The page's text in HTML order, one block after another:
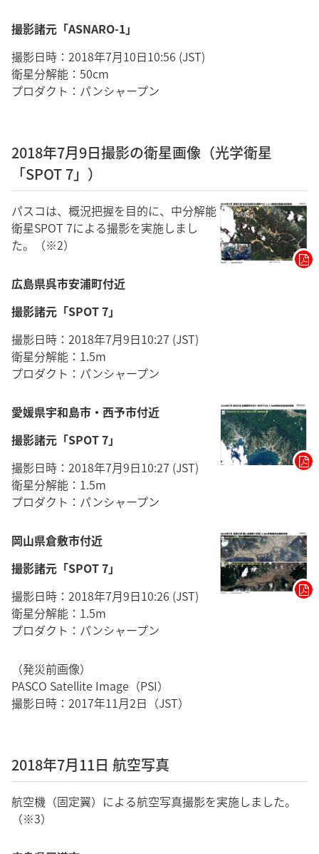
撮影諸元「ASNARO-1」
撮影日時：2018年7月10日10:56 (JST)
衛星分解能：50cm
プロダクト：パンシャープン
2018年7月9日撮影の衛星画像（光学衛星
「SPOT 7」）
パスコは、概況把握を目的に、中分解能
衛星SPOT 7による撮影を実施しまし
た。（※2）
広島県呉市安浦町付近
撮影諸元「SPOT 7」
撮影日時：2018年7月9日10:27 (JST)
衛星分解能：1.5m
プロダクト：パンシャープン
愛媛県宇和島市・西予市付近
撮影諸元「SPOT 7」
撮影日時：2018年7月9日10:27 (JST)
衛星分解能：1.5m
プロダクト：パンシャープン
岡山県倉敷市付近
撮影諸元「SPOT 7」
撮影日時：2018年7月9日10:26 (JST)
衛星分解能：1.5m
プロダクト：パンシャープン
（発災前画像）
PASCO Satellite Image（PSI）
撮影日時：2017年11月2日（JST）
2018年7月11日 航空写真
航空機（固定翼）による航空写真撮影を実施しました。
（※3）